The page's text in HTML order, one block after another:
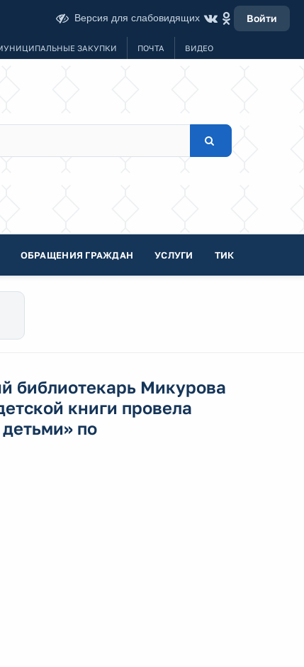
Версия для слабовидящих Войти
ЗАКУПКИ ПОЧТА ВИДЕО
ОБРАЩЕНИЯ ГРАЖДАН УСЛУГИ ТИК
библиотекарь Микурова
книги провела
по